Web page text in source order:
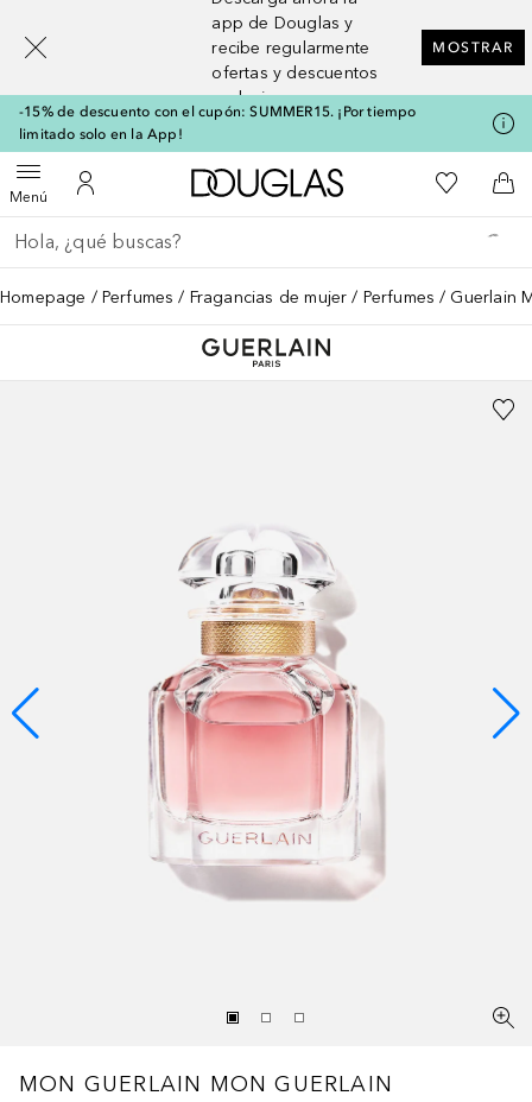
app de Douglas y
recibe regularmente
ofertas y descuentos
exclusivos
MOSTRAR
-15% de descuento con el cupón: SUMMER15. ¡Por tiempo
limitado solo en la App!
MenúAbrir menúMi cuenta
A Douglas HomeMi lista de
A
Regresar
Ejecutar búsqueda
Homepage Perfumes Fragancias de mujer Perfumes Guerlain
MON GUERLAIN MON GUERLAIN
[navigation.slideout.screenreader]